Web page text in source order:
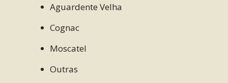
Aguardente Velha
Cognac
Moscatel
Outras